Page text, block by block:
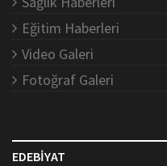
Eğitim Haberleri
Video Galeri
Fotoğraf Galeri
EDEBİYAT